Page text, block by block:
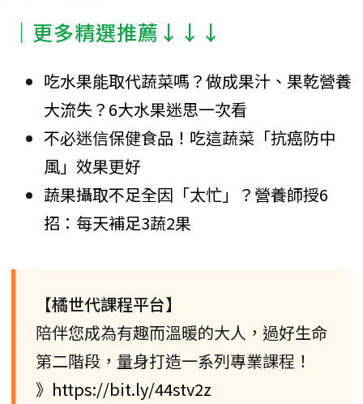
│更多精選推薦↓↓↓
吃水果能取代蔬菜嗎？做成果汁、果乾營養
大流失？6大水果迷思一次看
不必迷信保健食品！吃這蔬菜「抗癌防中
風」效果更好
蔬果攝取不足全因「太忙」？營養師授6
招：每天補足3蔬2果
【橘世代課程平台】
陪伴您成為有趣而溫暖的大人，過好生命
第二階段，量身打造一系列專業課程！
》https://bit.ly/44stv2z